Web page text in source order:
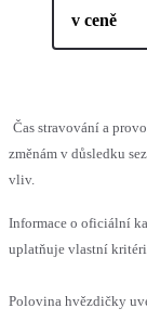
v ceně
Čas stravování a
změnám v důsledku
vliv.
Informace o oficiální
uplatňuje vlastní
Polovina hvězdičky